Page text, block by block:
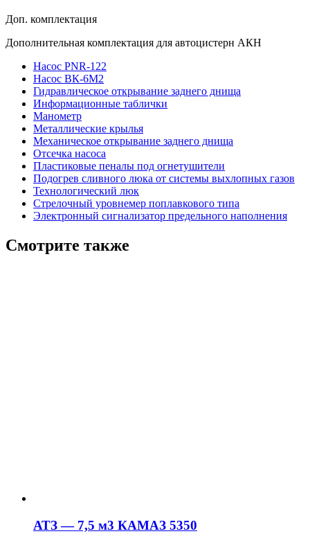
Доп. комплектация
Дополнительная комплектация для автоцистерн АКН
Насос PNR-122
Насос ВК-6М2
Гидравлическое открывание заднего днища
Информационные таблички
Манометр
Металлические крылья
Механическое открывание заднего днища
Отсечка насоса
Пластиковые пеналы под огнетушители
Подогрев сливного люка от системы выхлопных газов
Технологический люк
Стрелочный уровнемер поплавкового типа
Электронный сигнализатор предельного наполнения
Смотрите также
АТЗ — 7,5 м3 КАМАЗ 5350